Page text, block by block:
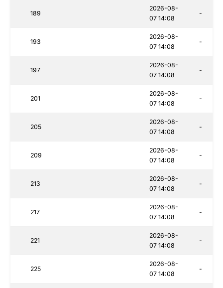
189
2026-08-
07 14:08
-
193
2026-08-
07 14:08
-
197
2026-08-
07 14:08
-
201
2026-08-
07 14:08
-
205
2026-08-
07 14:08
-
209
2026-08-
07 14:08
-
213
2026-08-
07 14:08
-
217
2026-08-
07 14:08
-
221
2026-08-
07 14:08
-
225
2026-08-
07 14:08
-